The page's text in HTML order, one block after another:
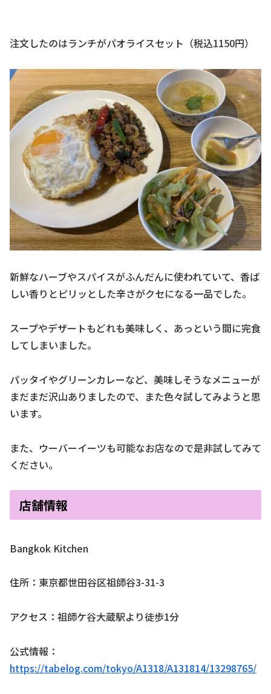
注文したのはランチがパオライスセット（税込1150円）
新鮮なハーブやスパイスがふんだんに使われていて、香ば
しい香りとピリッとした辛さがクセになる一品でした。
スープやデザートもどれも美味しく、あっという間に完食
してしまいました。
パッタイやグリーンカレーなど、美味しそうなメニューが
まだまだ沢山ありましたので、また色々試してみようと思
います。
また、ウーバーイーツも可能なお店なので是非試してみて
ください。
店舗情報
Bangkok Kitchen
住所：東京都世田谷区祖師谷3-31-3
アクセス：祖師ケ谷大蔵駅より徒歩1分
公式情報：
https://tabelog.com/tokyo/A1318/A131814/13298765/